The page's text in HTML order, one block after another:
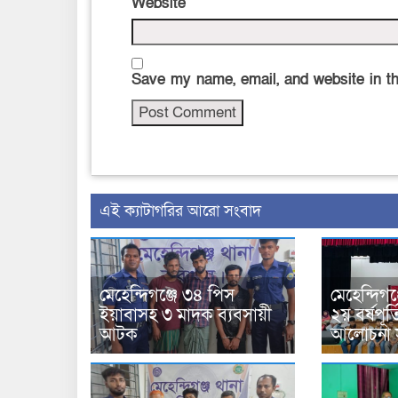
Save my name, email, and website in
‍এই ক্যাটাগরির ‍আরো সংবাদ
মেহেন্দিগঞ্জে ৩৪ পিস
ইয়াবাসহ ৩ মাদক ব্যবসায়ী
আটক
২য়
আলোচনা